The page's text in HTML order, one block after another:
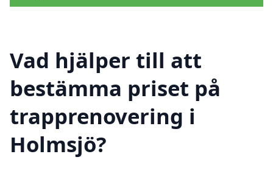
Vad hjälper till att
bestämma priset på
trapprenovering i
Holmsjö?